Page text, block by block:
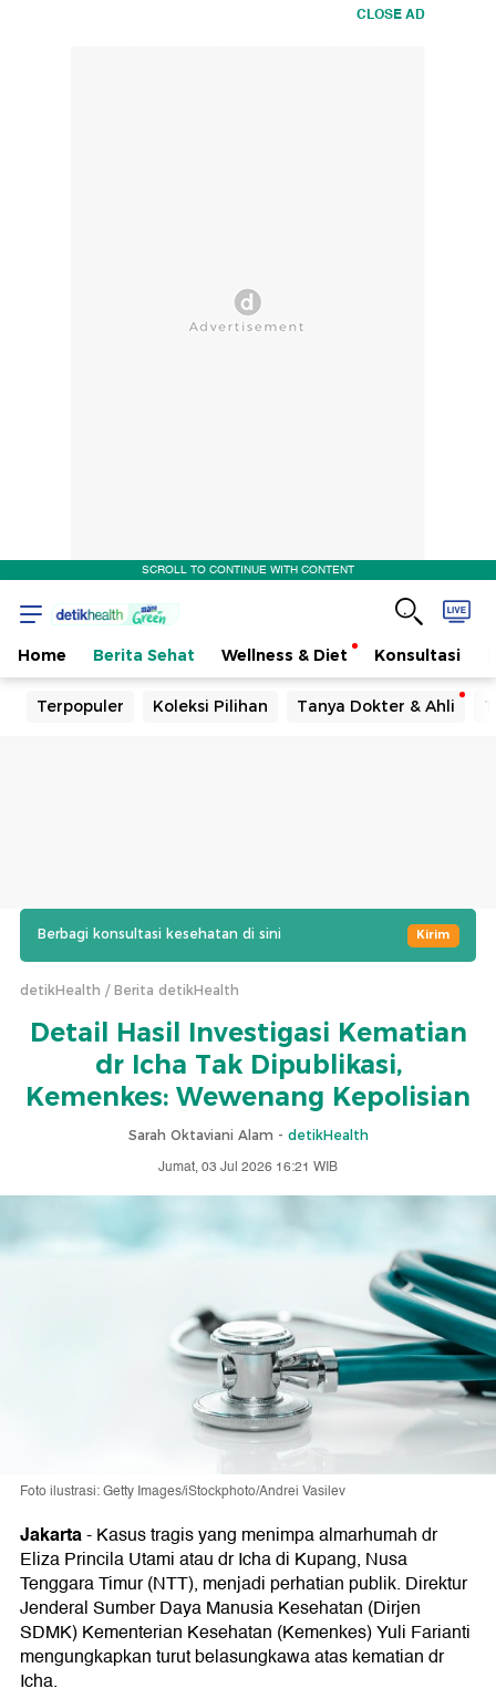
CLOSE AD
SCROLL TO CONTINUE WITH CONTENT
Home Berita Sehat Wellness & Diet Konsultasi
Terpopuler Koleksi Pilihan Tanya Dokter & Ahli
Berbagi konsultasi kesehatan di sini Kirim
detikHealth Berita detikHealth
Detail Hasil Investigasi Kematian
dr Icha Tak Dipublikasi,
Kemenkes: Wewenang Kepolisian
Sarah Oktaviani Alam - detikHealth
Jumat, 03 Jul 2026 16:21 WIB
Foto ilustrasi: Getty Images/iStockphoto/Andrei Vasilev
Jakarta-Kasus tragis yang menimpa almarhumah dr
Eliza Princila Utami atau dr Icha di Kupang, Nusa
Tenggara Timur (NTT), menjadi perhatian publik. Direktur
Jenderal Sumber Daya Manusia Kesehatan (Dirjen
SDMK) Kementerian Kesehatan (Kemenkes) Yuli Farianti
mengungkapkan turut belasungkawa atas kematian dr
Icha.